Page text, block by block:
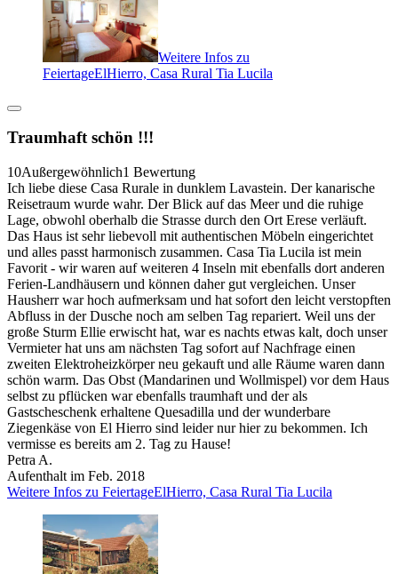
Weitere Infos zu
FeiertageElHierro, Casa Rural Tia Lucila
Traumhaft schön !!!
10Außergewöhnlich1 Bewertung
Ich liebe diese Casa Rurale in dunklem Lavastein. Der kanarische
Reisetraum wurde wahr. Der Blick auf das Meer und die ruhige
Lage, obwohl oberhalb die Strasse durch den Ort Erese verläuft.
Das Haus ist sehr liebevoll mit authentischen Möbeln eingerichtet
und alles passt harmonisch zusammen. Casa Tia Lucila ist mein
Favorit - wir waren auf weiteren 4 Inseln mit ebenfalls dort anderen
Ferien-Landhäusern und können daher gut vergleichen. Unser
Hausherr war hoch aufmerksam und hat sofort den leicht verstopften
Abfluss in der Dusche noch am selben Tag repariert. Weil uns der
große Sturm Ellie erwischt hat, war es nachts etwas kalt, doch unser
Vermieter hat uns am nächsten Tag sofort auf Nachfrage einen
zweiten Elektroheizkörper neu gekauft und alle Räume waren dann
schön warm. Das Obst (Mandarinen und Wollmispel) vor dem Haus
selbst zu pflücken war ebenfalls traumhaft und der als
Gastscheschenk erhaltene Quesadilla und der wunderbare
Ziegenkäse von El Hierro sind leider nur hier zu bekommen. Ich
vermisse es bereits am 2. Tag zu Hause!
Petra A.
Aufenthalt im Feb. 2018
Weitere Infos zu FeiertageElHierro, Casa Rural Tia Lucila